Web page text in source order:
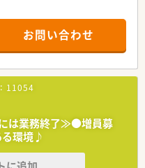
お問い合わせ
11054
には業務終了≫●増員募
る環境♪